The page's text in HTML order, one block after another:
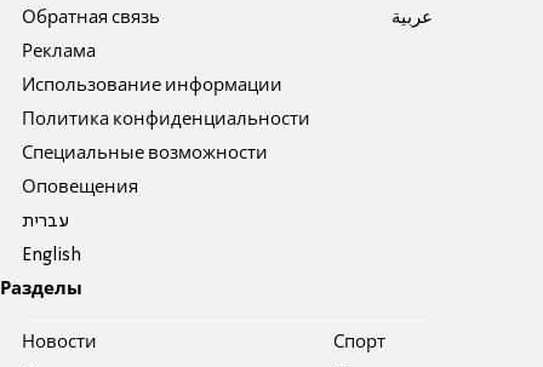
Обратная связь
Реклама
Использование информации
Политика конфиденциальности
Специальные возможности
Оповещения
עברית
English
عربية
Разделы
Новости
Спорт